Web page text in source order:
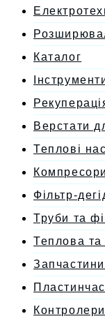
Каталог
Верстати
Теплові
Фільтр-
Труби та
Теплова та